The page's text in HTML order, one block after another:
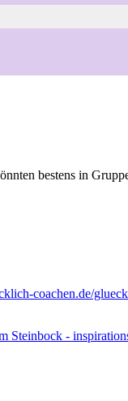
bestens in
coachen.de/
Steinbock -